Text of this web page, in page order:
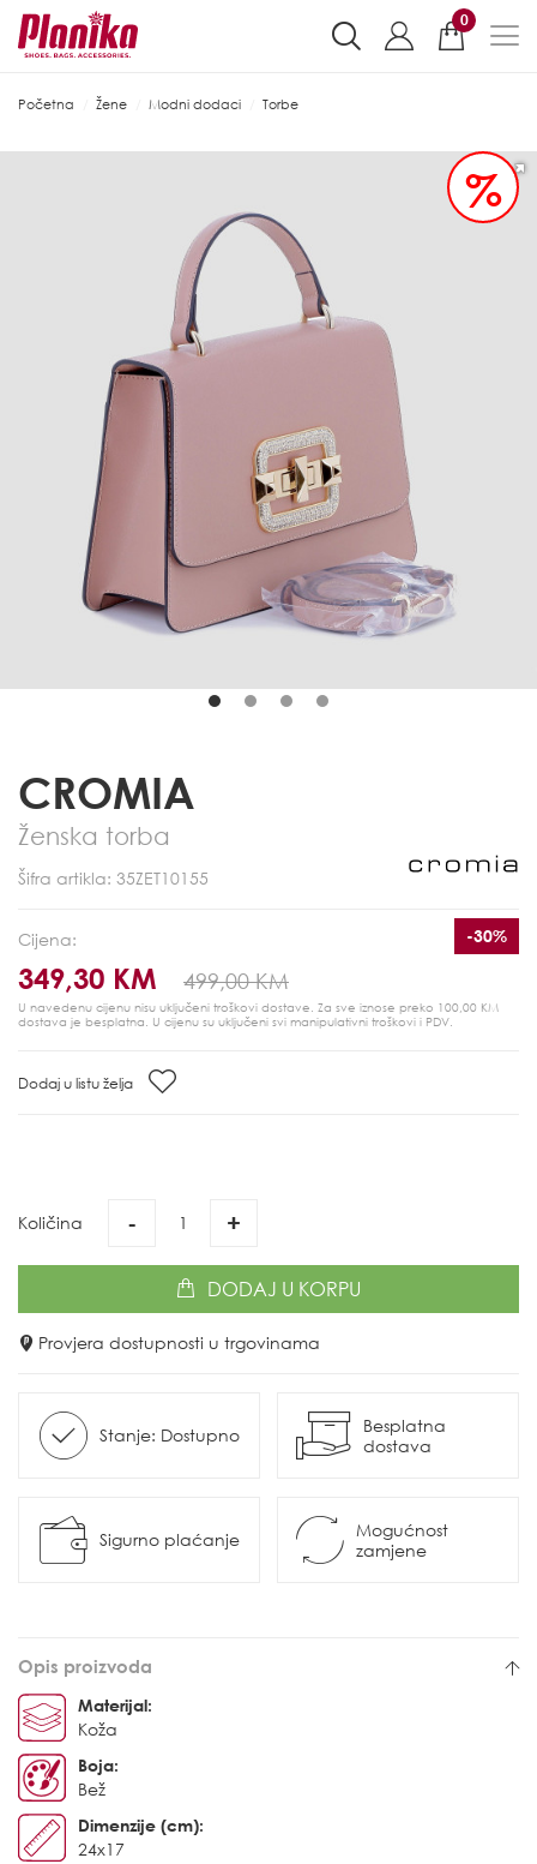
0
Početna Žene Modni dodaci Torbe
%
CROMIA
Ženska torba
Šifra artikla: 35ZET10155
Cijena:
349,30 KM 499,00 KM
-30%
U navedenu cijenu nisu uključeni troškovi dostave. Za sve iznose preko 100,00 KM
dostava je besplatna. U cijenu su uključeni svi manipulativni troškovi i PDV.
Dodaj u listu želja
Količina - +
DODAJ U KORPU
Provjera dostupnosti u trgovinama
Stanje: Dostupno
Besplatna
dostava
Sigurno plaćanje
Mogućnost
zamjene
Opis proizvoda
Materijal:
Koža
Boja:
Bež
Dimenzije (cm):
24x17